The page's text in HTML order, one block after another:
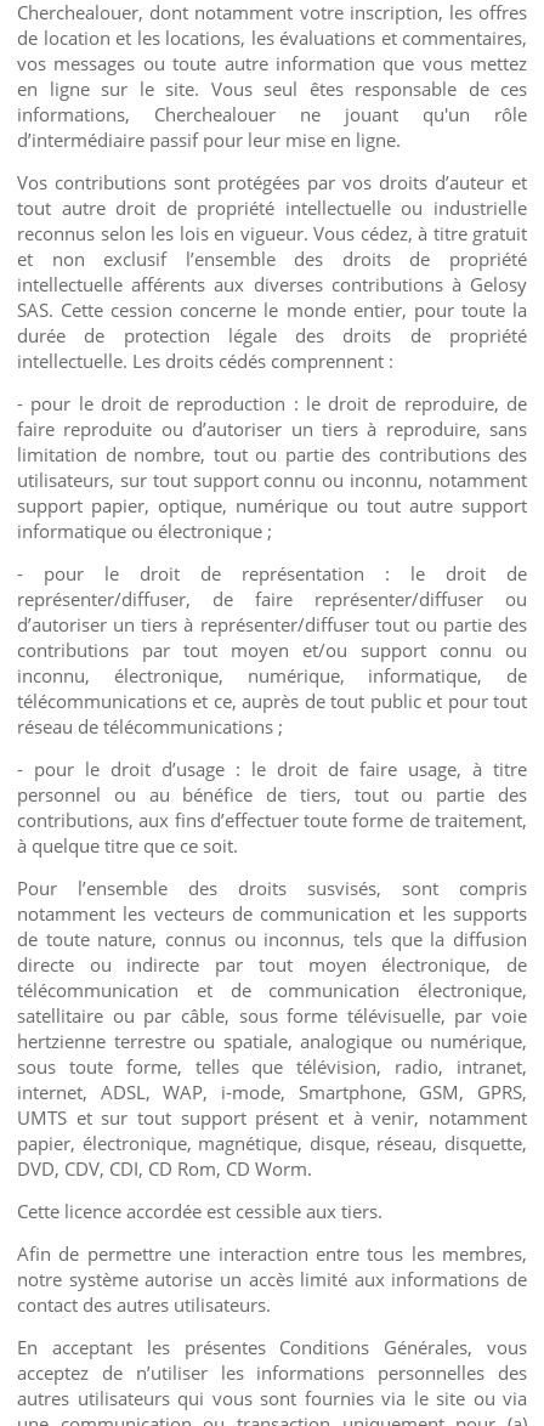
Cherchealouer, dont notamment votre inscription, les offres
de location et les locations, les évaluations et commentaires,
vos messages ou toute autre information que vous mettez
en ligne sur le site. Vous seul êtes responsable de ces
informations, Cherchealouer ne jouant qu'un rôle
d’intermédiaire passif pour leur mise en ligne.
Vos contributions sont protégées par vos droits d’auteur et
tout autre droit de propriété intellectuelle ou industrielle
reconnus selon les lois en vigueur. Vous cédez, à titre gratuit
et non exclusif l’ensemble des droits de propriété
intellectuelle afférents aux diverses contributions à Gelosy
SAS. Cette cession concerne le monde entier, pour toute la
durée de protection légale des droits de propriété
intellectuelle. Les droits cédés comprennent :
- pour le droit de reproduction : le droit de reproduire, de
faire reproduite ou d’autoriser un tiers à reproduire, sans
limitation de nombre, tout ou partie des contributions des
utilisateurs, sur tout support connu ou inconnu, notamment
support papier, optique, numérique ou tout autre support
informatique ou électronique ;
- pour le droit de représentation : le droit de
représenter/diffuser, de faire représenter/diffuser ou
d’autoriser un tiers à représenter/diffuser tout ou partie des
contributions par tout moyen et/ou support connu ou
inconnu, électronique, numérique, informatique, de
télécommunications et ce, auprès de tout public et pour tout
réseau de télécommunications ;
- pour le droit d’usage : le droit de faire usage, à titre
personnel ou au bénéfice de tiers, tout ou partie des
contributions, aux fins d’effectuer toute forme de traitement,
à quelque titre que ce soit.
Pour l’ensemble des droits susvisés, sont compris
notamment les vecteurs de communication et les supports
de toute nature, connus ou inconnus, tels que la diffusion
directe ou indirecte par tout moyen électronique, de
télécommunication et de communication électronique,
satellitaire ou par câble, sous forme télévisuelle, par voie
hertzienne terrestre ou spatiale, analogique ou numérique,
sous toute forme, telles que télévision, radio, intranet,
internet, ADSL, WAP, i-mode, Smartphone, GSM, GPRS,
UMTS et sur tout support présent et à venir, notamment
papier, électronique, magnétique, disque, réseau, disquette,
DVD, CDV, CDI, CD Rom, CD Worm.
Cette licence accordée est cessible aux tiers.
Afin de permettre une interaction entre tous les membres,
notre système autorise un accès limité aux informations de
contact des autres utilisateurs.
En acceptant les présentes Conditions Générales, vous
acceptez de n’utiliser les informations personnelles des
autres utilisateurs qui vous sont fournies via le site ou via